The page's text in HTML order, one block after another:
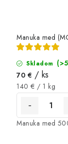
Manuka med
Skladom
70 € / ks
Jednotková
cena:
140 € / 1 kg
Manuka med